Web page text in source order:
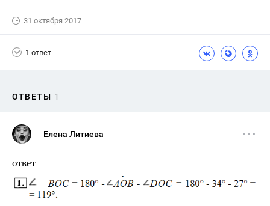
31 октября 2017
1 ответ
ОТВЕТЫ 1
Елена Литиева
ответ